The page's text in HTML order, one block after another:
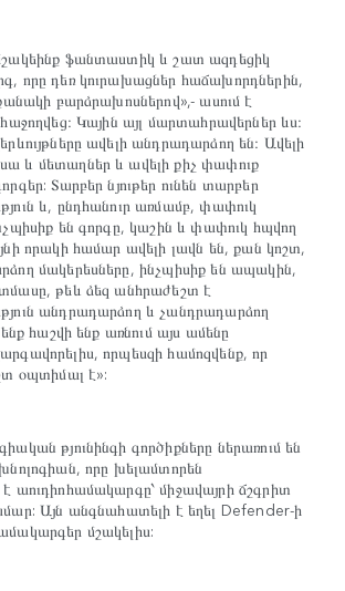
ֆանտաստիկ և շատ ազդեցիկ
որը դեռ կուրախացներ հաճախորդներին,
բարձրախոսներով»,- ասում է
Կային այլ մարտահրավերներ ևս։
ավելի անդրադարձող են։ Ավելի
և մետաղներ և ավելի քիչ փափուք
Տարբեր նյութեր ունեն տարբեր
և, ընդհանուր առմամբ, փափուկ
են գորգը, կաշին և փափուկ հպվող
որակի համար ավելի լավն են, քան կոշտ,
մակերեսները, ինչպիսիք են ապակին,
թեև ձեզ անհրաժեշտ է
անդրադարձող և չանդրադարձող
հաշվի ենք առնում այս ամենը
որպեսզի համոզվենք, որ
օպտիմալ է»:
թյունինգի գործիքները ներառում են
որը խելամտորեն
աուդիոհամակարգը՝ միջավայրի ճշգրիտ
Այն անգնահատելի է եղել Defender-ի
մշակելիս: